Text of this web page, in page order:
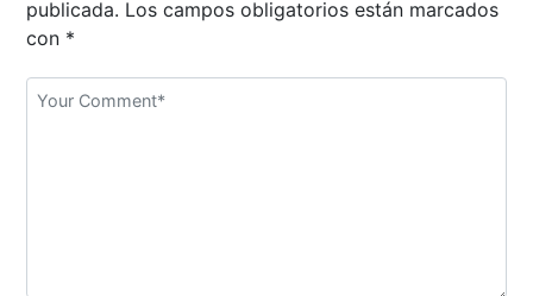
c
i
publicada. Los campos obligatorios están marcados
con *